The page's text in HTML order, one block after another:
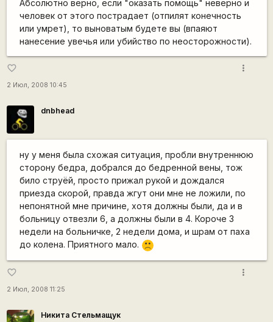
Абсолютно верно, если "оказать помощь" неверно и
человек от этого пострадает (отпилят конечность
или умрет), то выноватым будете вы (впаяют
нанесение увечья или убийство по неосторожности).
favorite_border
2 Июл, 2008 10:45
more_vert
dnbhead
ну у меня была схожая ситуация, пробли внутреннюю
сторону бедра, добрался до бедренной вены, тож
било струёй, просто прижал рукой и дождался
приезда скорой, правда жгут они мне не ложили, по
непонятной мне причине, хотя должны были, да и в
больницу отвезли 6, а должны были в 4. Короче 3
недели на больничке, 2 недели дома, и шрам от паха
до колена. Приятного мало.
:(
favorite_border
2 Июл, 2008 11:25
more_vert
Никита Стельмащук